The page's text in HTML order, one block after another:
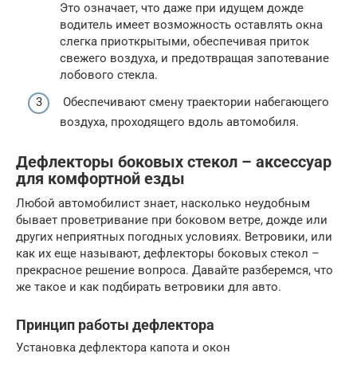
Это означает, что даже при идущем дожде
водитель имеет возможность оставлять окна
слегка приоткрытыми, обеспечивая приток
свежего воздуха, и предотвращая запотевание
лобового стекла.
Обеспечивают смену траектории набегающего
воздуха, проходящего вдоль автомобиля.
Дефлекторы боковых стекол – аксессуар
для комфортной езды
Любой автомобилист знает, насколько неудобным
бывает проветривание при боковом ветре, дожде или
других неприятных погодных условиях. Ветровики, или
как их еще называют, дефлекторы боковых стекол –
прекрасное решение вопроса. Давайте разберемся, что
же такое и как подбирать ветровики для авто.
Принцип работы дефлектора
Установка дефлектора капота и окон